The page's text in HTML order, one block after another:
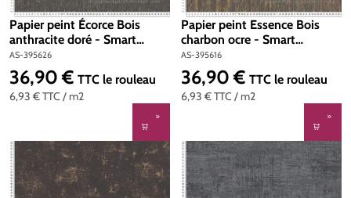
Papier peint Écorce Bois
anthracite doré - Smart
Surfaces d'A.S. Création | Réf.
AS-395626
AS-395626
6,93 €TTC / m2
Prix régulier :
36,90 € TTC le rouleau
Papier peint Essence Bois
charbon ocre - Smart
Surfaces d'A.S. Création | Réf.
AS-395616
AS-395616
6,93 €TTC / m2
Prix régulier :
36,90 € TTC le rouleau